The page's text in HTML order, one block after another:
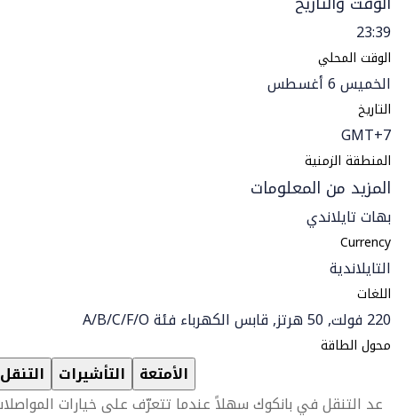
23:39
الوقت المحلي
الخميس 6 أغسطس
التاريخ
GMT+7
المنطقة الزمنية
المزيد من المعلومات
بهات تايلاندي
Currency
التايلاندية
اللغات
220 فولت, 50 هرتز, قابس الكهرباء فئة A/B/C/F/O
محول الطاقة
التنقل التأشيرات الأمتعة